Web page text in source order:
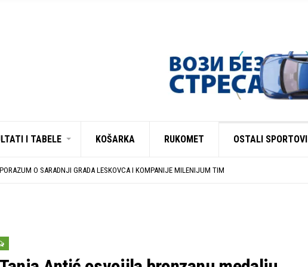
I TABELE KOŠARKA RUKOMET OSTALI SPORTOVI
O SARADNJI GRADA LESKOVCA I KOMPANIJE MILENIJUM TIM